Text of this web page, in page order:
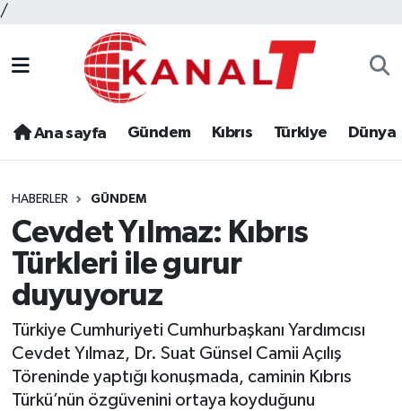
/
Ana sayfa Gündem Kıbrıs Türkiye Dünya
HABERLER GÜNDEM
Cevdet Yılmaz: Kıbrıs
Türkleri ile gurur
duyuyoruz
Türkiye Cumhuriyeti Cumhurbaşkanı Yardımcısı
Cevdet Yılmaz, Dr. Suat Günsel Camii Açılış
Töreninde yaptığı konuşmada, caminin Kıbrıs
Türkü’nün özgüvenini ortaya koyduğunu